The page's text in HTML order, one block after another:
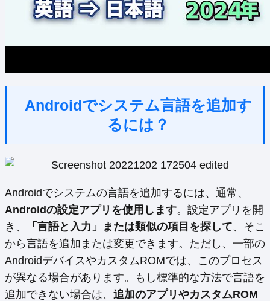
Androidでシステム言語を追加す
るには？
Androidでシステムの言語を追加するには、通常、
Androidの設定アプリを使用します。設定アプリを開
き、
「言語と入力」または類似の項目を探して、そこ
から言語を追加または変更できます。ただし、一部の
AndroidデバイスやカスタムROMでは、このプロセス
が異なる場合があります。もし標準的な方法で言語を
追加できない場合は、 追加のアプリやカスタムROM